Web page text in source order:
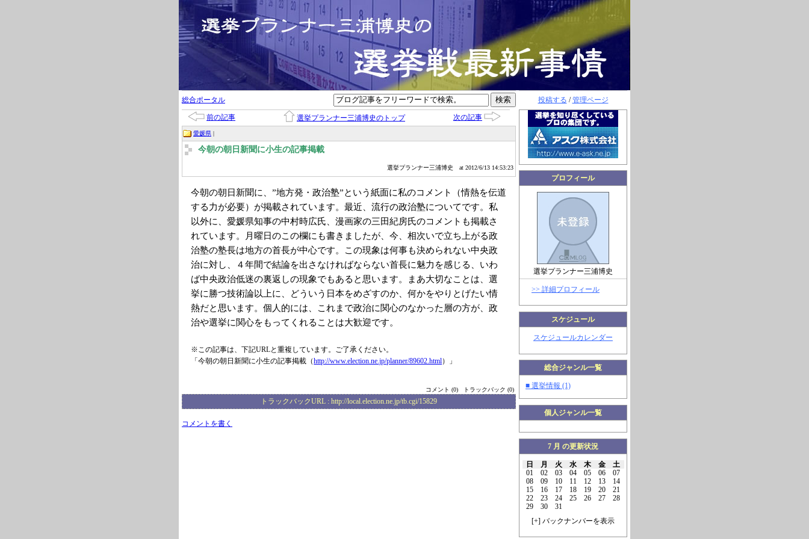
投稿する /管理ページ
プロフィール
選挙プランナー三浦博史
>> 詳細プロフィール
スケジュール
スケジュールカレンダー
総合ジャンル一覧
■ 選挙情報 (1)
個人ジャンル一覧
7 月 の更新状況
日 月 火 水 木 金
土
01
02 03 04 05 06
07
08
09 10 11 12 13
14
15
16 17 18 19 20
21
22
23 24 25 26 27
28
29
30
31
[+] バックナンバーを表示
総合ポータル
前の記事 選挙プランナー三浦博史のトップ 次の記事
愛媛県 |
今朝の朝日新聞に小生の記事掲載
選挙プランナー三浦博史 at 2012/6/13 14:53:23
今朝の朝日新聞に、”地方発・政治塾”という紙面に私のコメント（情熱を伝道
する力が必要）が掲載されています。最近、流行の政治塾についてです。私
以外に、愛媛県知事の中村時広氏、漫画家の三田紀房氏のコメントも掲載さ
れています。月曜日のこの欄にも書きましたが、今、相次いで立ち上がる政
治塾の塾長は地方の首長が中心です。この現象は何事も決められない中央政
治に対し、４年間で結論を出さなければならない首長に魅力を感じる、いわ
ば中央政治低迷の裏返しの現象でもあると思います。まあ大切なことは、選
挙に勝つ技術論以上に、どういう日本をめざすのか、何かをやりとげたい情
熱だと思います。個人的には、これまで政治に関心のなかった層の方が、政
治や選挙に関心をもってくれることは大歓迎です。
※この記事は、下記URLと重複しています。ご了承ください。
「今朝の朝日新聞に小生の記事掲載（http://www.election.ne.jp/planner/89602.html）」
コメント (0) トラックバック (0)
トラックバックURL : http://local.election.ne.jp/tb.cgi/15829
コメントを書く